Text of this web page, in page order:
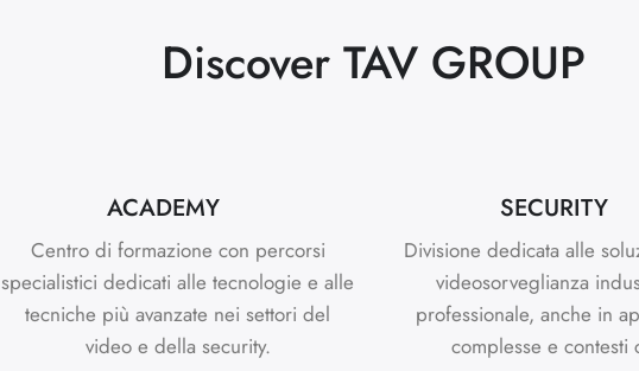
Discover TAV GROUP
ACADEMY
Centro di formazione con percorsi
specialistici dedicati alle tecnologie e alle
tecniche più avanzate nei settori del
video e della security.
SECURITY
Divisione dedicata alle
videosorveglianza
professionale, anche in
complesse e contesti